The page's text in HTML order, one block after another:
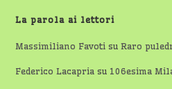
La parola ai lettori
Massimiliano Favoti suRaro
Federico Lacapria su 106esima